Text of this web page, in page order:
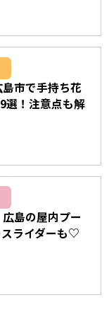
市で手持ち花
選！注意点も解
広島の屋内プー
ライダーも♡